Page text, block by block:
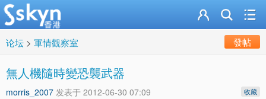
论坛 > 軍情觀察室 發帖
無人機隨時變恐襲武器
收藏
morris_2007 发表于 2012-06-30 07:09